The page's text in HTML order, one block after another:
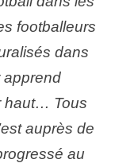
footballeurs
dans
apprend
haut… Tous
auprès de
au